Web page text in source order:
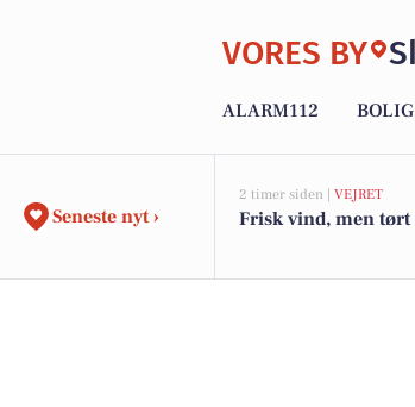
VORES BY
ALARM112 BOLIG
Seneste nyt ›
2 timer siden | VEJRET
Frisk vind, men tørt